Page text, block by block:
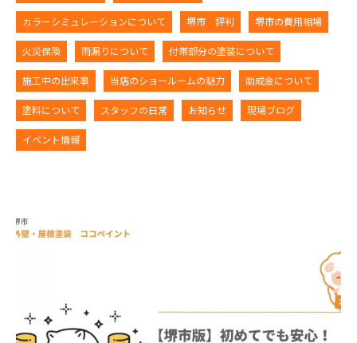
カラーシミュレーションについて 堺市 評判 堺市の費用相場
火災保険 雨漏りについて 付帯部分の塗装について
施工中の出来事 当店のショールームの魅力 助成金について
塗料について スタッフの日常 お知らせ 現場ブログ
イベント情報